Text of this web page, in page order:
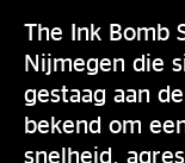
The Ink Bomb
Nijmegen die
gestaag aan
bekend om
snelheid,